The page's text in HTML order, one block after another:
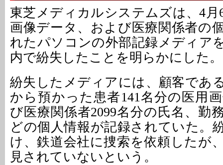
東芝メディカルシステムズは、4月
画像データ、および医療関係者の
れたパソコンの外部記録メディア
内で紛失したことを明らかにした。
紛失したメディアには、顧客であ
から預かった患者141名分の医用
び医療関係者2099名分の氏名、勤
どの個人情報が記録されていた。
け、鉄道会社に捜索を依頼したが
見されていないという。